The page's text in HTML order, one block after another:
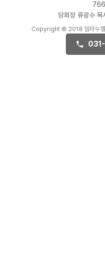
당회장 류광수
Copyright © 2018 임마누